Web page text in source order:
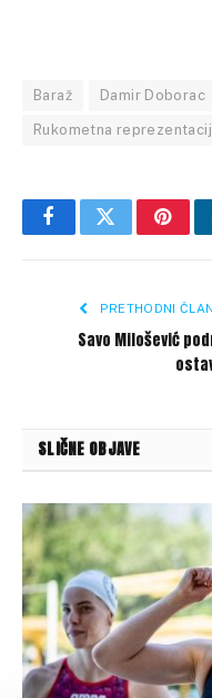
Baraž Damir Doborac
Rukometna
FacebookTwitter
PRETHODNI
Savo Milošević
SLIČNE OBJAVE